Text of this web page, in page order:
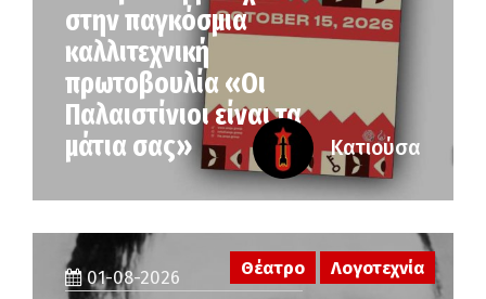
στην παγκόσμια
καλλιτεχνική
πρωτοβουλία «Οι
Παλαιστίνιοι είναι τα
μάτια σας»
Κατιούσα
01-08-2026
Θέατρο Λογοτεχνία